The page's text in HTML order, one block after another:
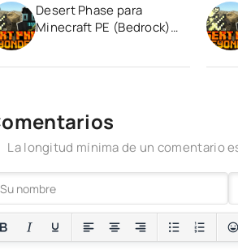
Desert Phase para
Minecraft PE (Bedrock)
La longitud mínima de un comentario